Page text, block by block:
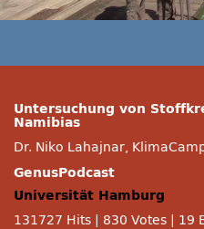
Untersuchung von
Namibias
Dr. Niko Lahajnar,
GenusPodcast
Universität Hamburg
131727 Hits
830 Votes
19